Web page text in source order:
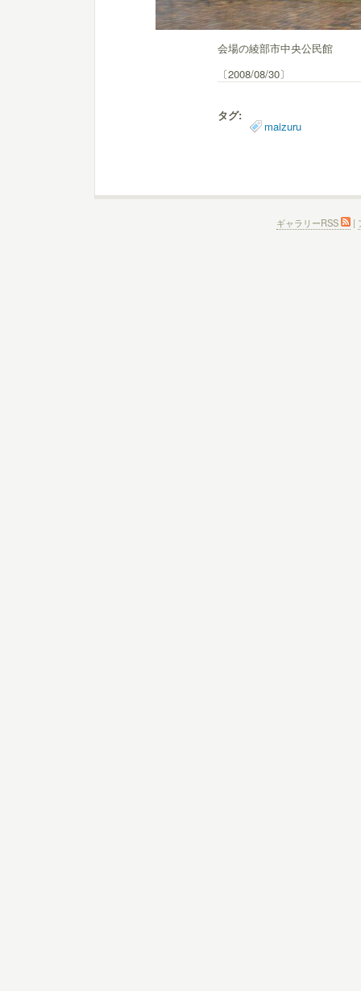
会場の綾部市中央公民館
〔2008/08/30〕
タグ:
maizuru
ギャラリーRSS |